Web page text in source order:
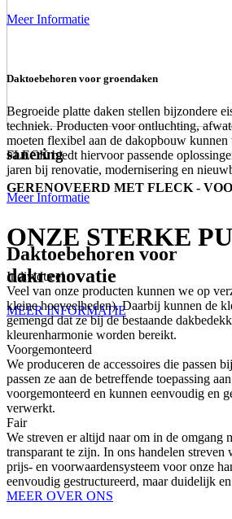
sanering
GERENOVEERD MET FLECK -
Daktoebehoren voor
dakrenovatie
MEER INFORMATIE
Meer Informatie
Daktoebehoren voor groendaken
Begroeide platte daken stellen bijzondere
techniek. Producten voor ontluchting,
moeten flexibel aan de dakopbouw kunnen
FLECK biedt hiervoor passende
jaren bij renovatie, modernisering en
Meer Informatie
ONZE STERKE
Individueel
Veel van onze producten kunnen we op
kleine hoeveelheden). Daarbij kunnen de
gemengd dat ze bij de bestaande
kleurenharmonie worden bereikt.
Voorgemonteerd
We produceren de accessoires die passen
passen ze aan de betreffende toepassing
voorgemonteerd en kunnen eenvoudig en
verwerkt.
Fair
We streven er altijd naar om in de omgang
transparant te zijn. In ons handelen
prijs- en voorwaardensysteem voor onze
eenvoudig gestructureerd, maar duidelijk
MEER OVER ONS